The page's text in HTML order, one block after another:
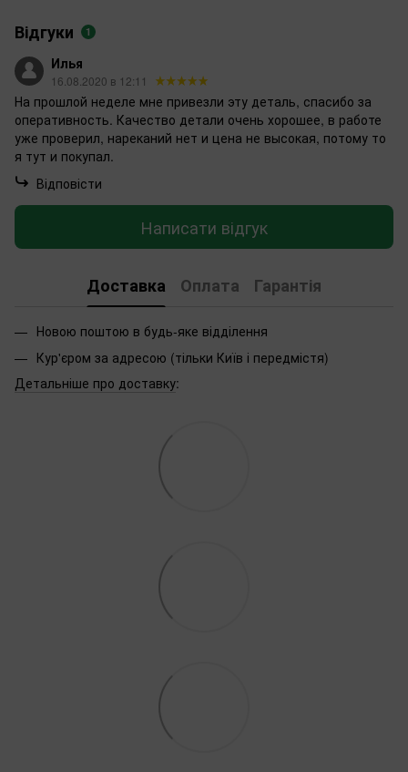
Відгуки 1
Илья
16.08.2020 в 12:11
На прошлой неделе мне привезли эту деталь, спасибо за
оперативность. Качество детали очень хорошее, в работе
уже проверил, нареканий нет и цена не высокая, потому то
я тут и покупал.
Відповісти
Написати відгук
Доставка Оплата Гарантія
Новою поштою в будь-яке відділення
Кур'єром за адресою (тільки Київ і передмістя)
Детальніше про доставку: